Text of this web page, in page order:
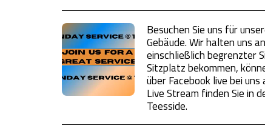
Besuchen Sie uns für
Gebäude. Wir halten uns
einschließlich begrenzter
Sitzplatz bekommen,
über Facebook live bei
Live Stream finden Sie in
Teesside.